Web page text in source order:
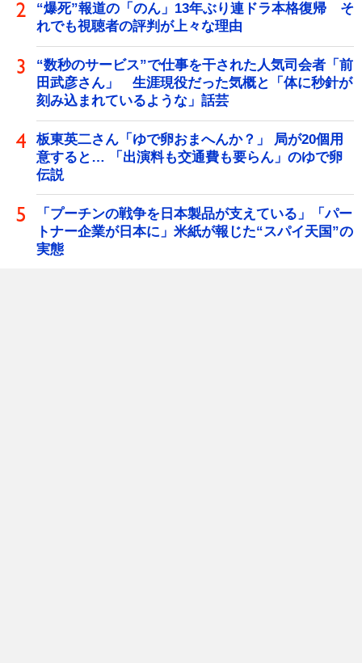
“爆死”報道の「のん」13年ぶり連ドラ本格復帰 そ
れでも視聴者の評判が上々な理由
“数秒のサービス”で仕事を干された人気司会者「前
田武彦さん」 生涯現役だった気概と「体に秒針が
刻み込まれているような」話芸
板東英二さん「ゆで卵おまへんか？」 局が20個用
意すると… 「出演料も交通費も要らん」のゆで卵
伝説
「プーチンの戦争を日本製品が支えている」「パー
トナー企業が日本に」米紙が報じた“スパイ天国”の
実態